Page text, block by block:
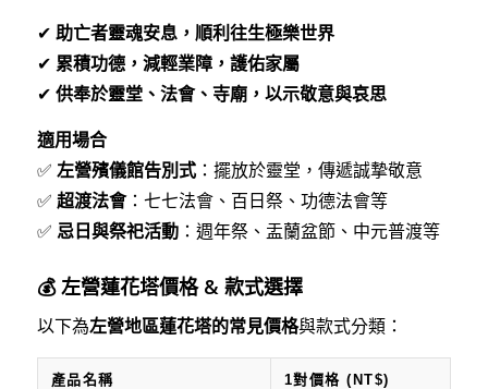
✔ 助亡者靈魂安息，順利往生極樂世界
✔ 累積功德，減輕業障，護佑家屬
✔ 供奉於靈堂、法會、寺廟，以示敬意與哀思
適用場合
✅ 左營殯儀館告別式：擺放於靈堂，傳遞誠摯敬意
✅ 超渡法會：七七法會、百日祭、功德法會等
✅ 忌日與祭祀活動：週年祭、盂蘭盆節、中元普渡等
💰 左營蓮花塔價格 & 款式選擇
以下為左營地區蓮花塔的常見價格與款式分類：
產品名稱 1對價格 (NT$)